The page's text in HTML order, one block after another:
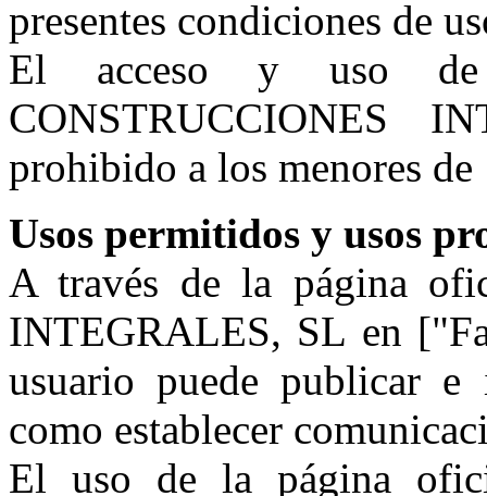
presentes condiciones de
El acceso y uso de
CONSTRUCCIONES
prohibido a los menores de
Usos permitidos y usos
A través de la página
INTEGRALES, SL en
usuario puede publicar e
como establecer
El uso de la página